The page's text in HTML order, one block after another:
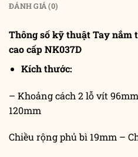
ĐÁNH GIÁ (0)
Thông số kỹ thuật Tay nắm
cao cấp NK037D
Kích thước:
– Khoảng cách 2 lỗ vít
120mm
Chiều rộng phủ bì 19mm –